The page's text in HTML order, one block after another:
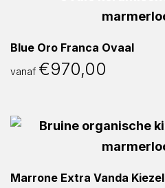
Blue Oro Franca Ovaal
vanaf €970,00
Marrone Extra Vanda Kiezel